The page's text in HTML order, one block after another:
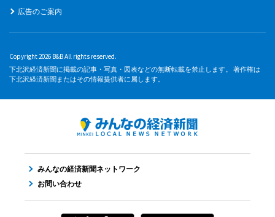
広告のご案内
Copyright 2026 B&B All rights reserved.
下北沢経済新聞に掲載の記事・写真・図表などの無断転載を禁止します。 著作権は
下北沢経済新聞またはその情報提供者に属します。
みんなの経済新聞ネットワーク
お問い合わせ